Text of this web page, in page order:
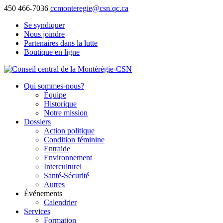
450 466-7036 ccmonteregie@csn.qc.ca
Se syndiquer
Nous joindre
Partenaires dans la lutte
Boutique en ligne
Qui sommes-nous?
Équipe
Historique
Notre mission
Dossiers
Action politique
Condition féminine
Entraide
Environnement
Interculturel
Santé-Sécurité
Autres
Événements
Calendrier
Services
Formation